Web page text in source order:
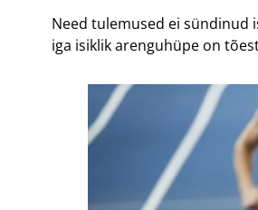
Need tulemused ei sündinud
iga isiklik arenguhüpe on